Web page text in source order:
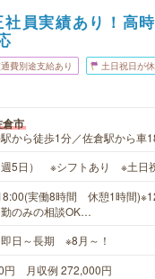
社員実績あり！高
費別途支給あり 土日祝日が休
市
から徒歩1分／佐倉駅から車
週5日） ※シフトあり ※土日
実働8時間 休憩1時間
のみの相談OK…
即日～長期 ※8月～！
円 月収例 272,000円